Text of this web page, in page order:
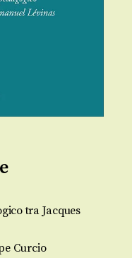
tra Jacques
Curcio